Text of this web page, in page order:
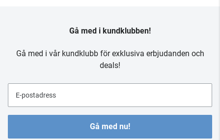
Gå med i kundklubben!
Gå med i vår kundklubb för exklusiva erbjudanden och
deals!
E-postadress
Gå med nu!